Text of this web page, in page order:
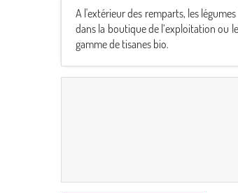
A l'extérieur des remparts, les
dans la boutique de l’exploitation ou
gamme de tisanes bio.